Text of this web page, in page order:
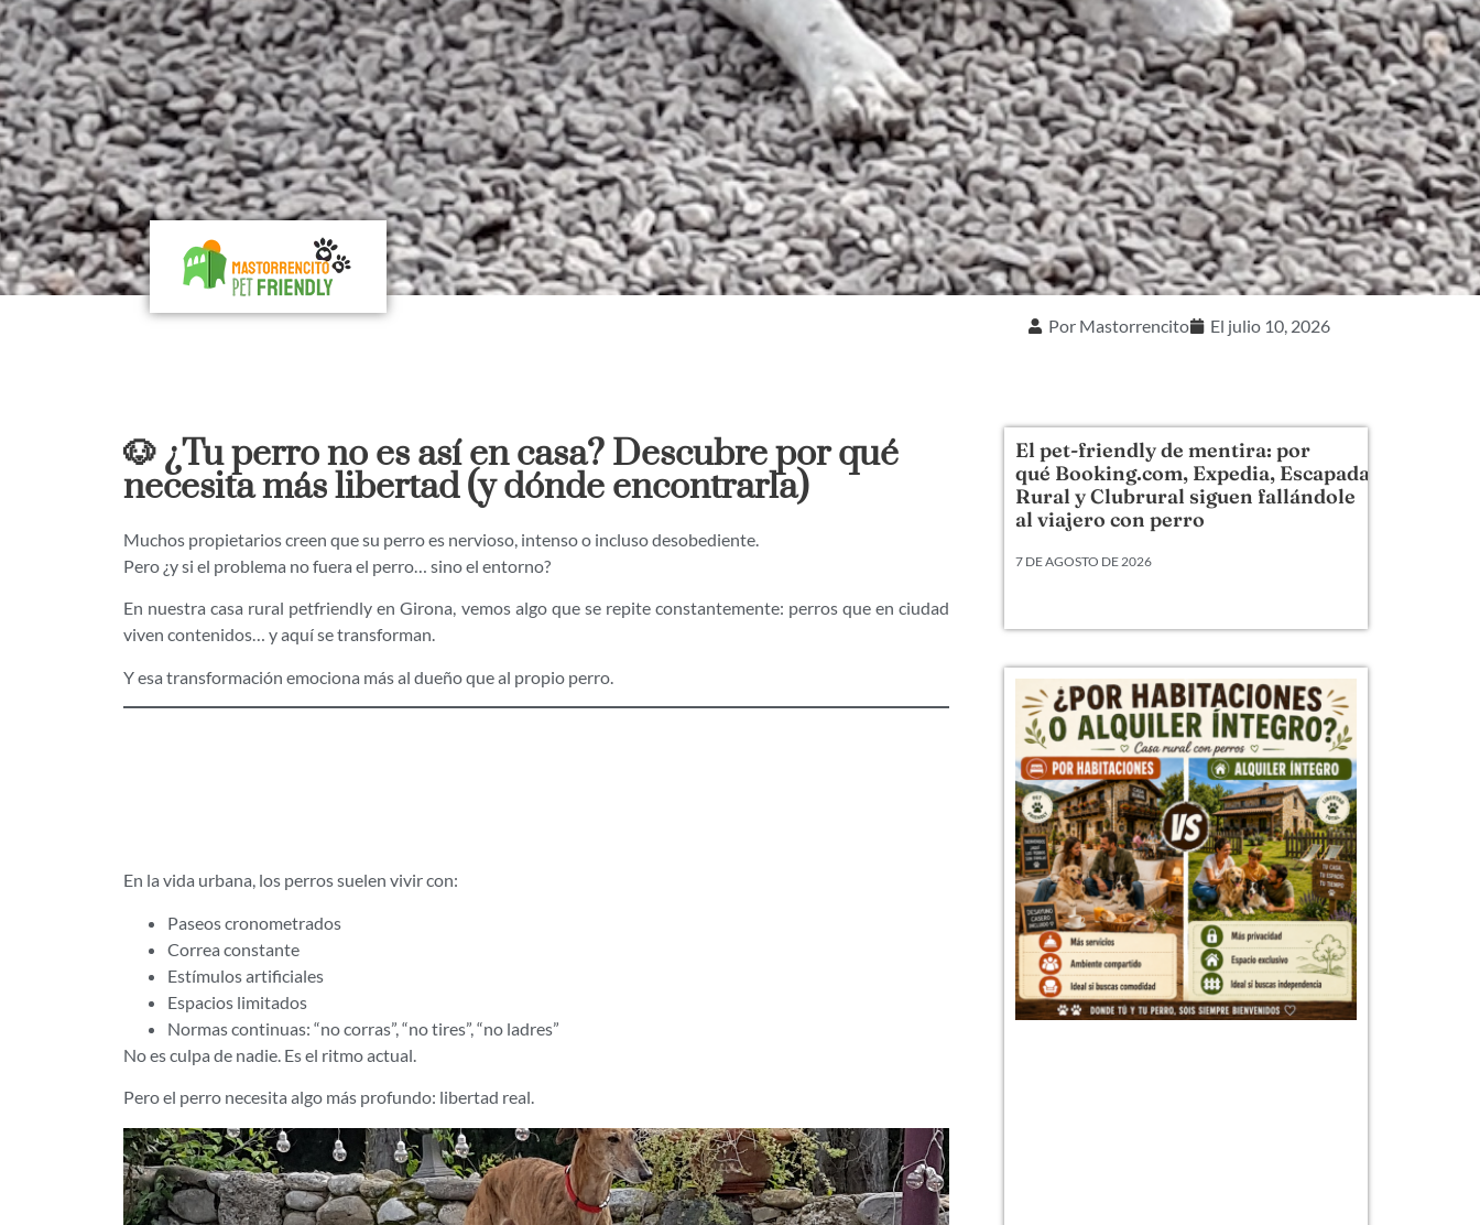
Por Mastorrencito El julio 10, 2026
🐶 ¿Tu perro no es así en casa? Descubre por qué
necesita más libertad (y dónde encontrarla)
Muchos propietarios creen que su perro es nervioso, intenso o incluso desobediente.
Pero ¿y si el problema no fuera el perro… sino el entorno?
En nuestra casa rural petfriendly en Girona, vemos algo que se repite constantemente: perros que en ciudad
viven contenidos… y aquí se transforman.
Y esa transformación emociona más al dueño que al propio perro.
En la vida urbana, los perros suelen vivir con:
Paseos cronometrados
Correa constante
Estímulos artificiales
Espacios limitados
Normas continuas: “no corras”, “no tires”, “no ladres”
No es culpa de nadie. Es el ritmo actual.
Pero el perro necesita algo más profundo: libertad real.
El pet-friendly de mentira: por
qué Booking.com, Expedia, Escapada
Rural y Clubrural siguen fallándole
al viajero con perro
7 DE AGOSTO DE 2026